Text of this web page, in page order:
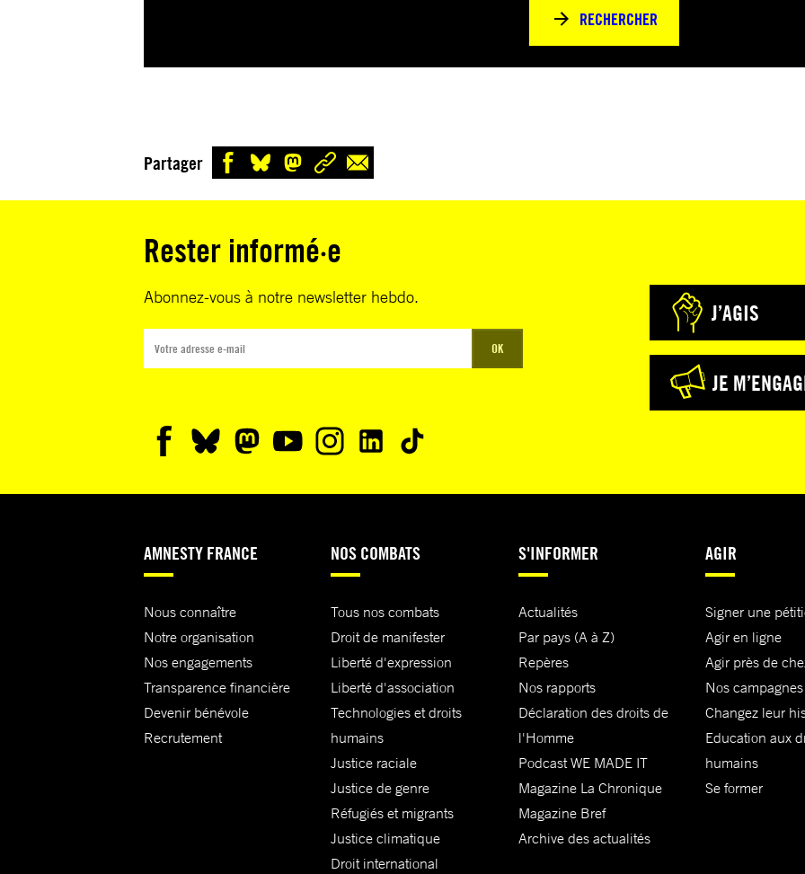
RECHERCHER
Partager
Rester informé·e
Abonnez-vous à notre newsletter hebdo.
OK
J’AGIS
JE
AMNESTY FRANCE
Nous connaître
Notre organisation
Nos engagements
Transparence financière
Devenir bénévole
Recrutement
NOS COMBATS
Tous nos combats
Droit de manifester
Liberté d'expression
Liberté d'association
Technologies et droits
humains
Justice raciale
Justice de genre
Réfugiés et migrants
Justice climatique
Droit international
S'INFORMER
Actualités
Par pays (A à Z)
Repères
Nos rapports
Déclaration des droits de
l'Homme
Podcast WE MADE IT
Magazine La Chronique
Magazine Bref
Archive des actualités
AGIR
Signer une
Agir en ligne
Agir près de
Nos campagnes
Changez leur
Education aux
humains
Se former